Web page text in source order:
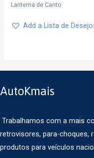
Lanterna de Canto
Add a Lista de
AutoKmais
Trabalhamos com a mais
retrovisores, para-choques,
produtos para veículos